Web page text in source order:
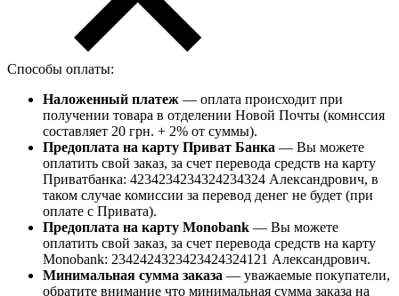
Способы оплаты:
Наложенный платеж — оплата происходит при
получении товара в отделении Новой Почты (комиссия
составляет 20 грн. + 2% от суммы).
Предоплата на карту Приват Банка — Вы можете
оплатить свой заказ, за счет перевода средств на карту
Приватбанка: 4234234234324234324 Александрович, в
таком случае комиссии за перевод денег не будет (при
оплате с Привата).
Предоплата на карту Monobank — Вы можете
оплатить свой заказ, за счет перевода средств на карту
Monobank: 2342424323423424324121 Александрович.
Минимальная сумма заказа — уважаемые покупатели,
обратите внимание что минимальная сумма заказа на